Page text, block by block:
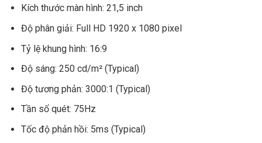
Kích thước màn hình: 21,5 inch
Độ phân giải: Full HD 1920 x 1080 pixel
Tỷ lệ khung hình: 16:9
Độ sáng: 250 cd/m² (Typical)
Độ tương phản: 3000:1 (Typical)
Tần số quét: 75Hz
Tốc độ phản hồi: 5ms (Typical)